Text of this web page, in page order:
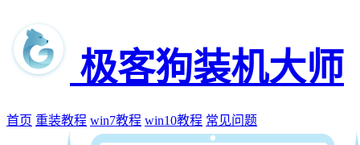
极客狗装机大师
首页 重装教程 win7教程 win10教程 常见问题